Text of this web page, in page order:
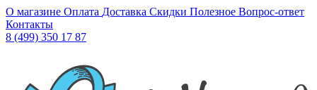
О магазине Оплата Доставка Скидки Полезное Вопрос-ответ
Контакты
8 (499) 350 17 87